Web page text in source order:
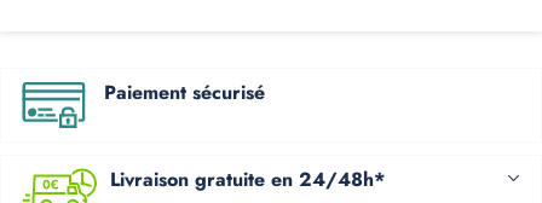
Paiement sécurisé
Livraison gratuite en 24/48h*